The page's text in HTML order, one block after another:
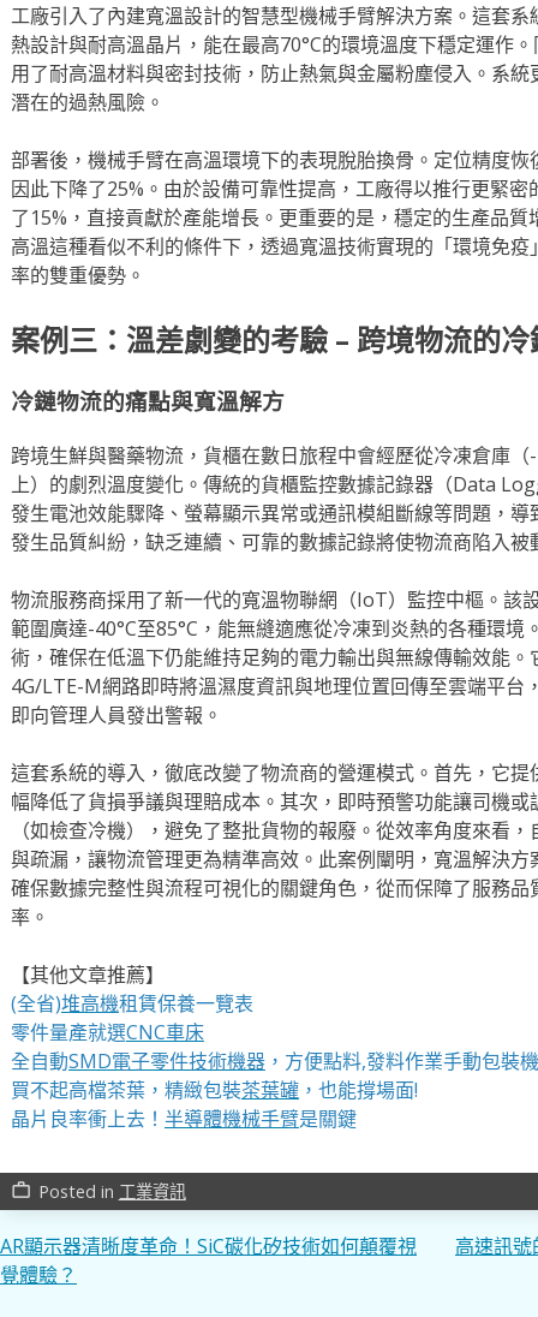
工廠引入了內建寬溫設計的智慧型機械手臂解決方案。這套
熱設計與耐高溫晶片，能在最高70°C的環境溫度下穩定運作
用了耐高溫材料與密封技術，防止熱氣與金屬粉塵侵入。系
潛在的過熱風險。
部署後，機械手臂在高溫環境下的表現脫胎換骨。定位精度
因此下降了25%。由於設備可靠性提高，工廠得以推行更緊
了15%，直接貢獻於產能增長。更重要的是，穩定的生產品
高溫這種看似不利的條件下，透過寬溫技術實現的「環境免
率的雙重優勢。
案例三：溫差劇變的考驗 – 跨境物流的
冷鏈物流的痛點與寬溫解方
跨境生鮮與醫藥物流，貨櫃在數日旅程中會經歷從冷凍倉庫（
上）的劇烈溫度變化。傳統的貨櫃監控數據記錄器（Data
發生電池效能驟降、螢幕顯示異常或通訊模組斷線等問題，
發生品質糾紛，缺乏連續、可靠的數據記錄將使物流商陷入
物流服務商採用了新一代的寬溫物聯網（IoT）監控中樞。該
範圍廣達-40°C至85°C，能無縫適應從冷凍到炎熱的各種環
術，確保在低溫下仍能維持足夠的電力輸出與無線傳輸效能
4G/LTE-M網路即時將溫濕度資訊與地理位置回傳至雲端平台
即向管理人員發出警報。
這套系統的導入，徹底改變了物流商的營運模式。首先，它
幅降低了貨損爭議與理賠成本。其次，即時預警功能讓司機
（如檢查冷機），避免了整批貨物的報廢。從效率角度來看
與疏漏，讓物流管理更為精準高效。此案例闡明，寬溫解決
確保數據完整性與流程可視化的關鍵角色，從而保障了服務
率。
【其他文章推薦】
(全省)堆高機租賃保養一覽表
零件量產就選CNC車床
全自動SMD電子零件技術機器，方便點料,發料作業手動包裝機
買不起高檔茶葉，精緻包裝茶葉罐，也能撐場面!
晶片良率衝上去！ 半導體機械手臂是關鍵
work_outline Posted in 工業資訊
文
章
AR顯示器清晰度革命！SiC碳化矽技術如何顛覆視
覺體驗？
高速訊